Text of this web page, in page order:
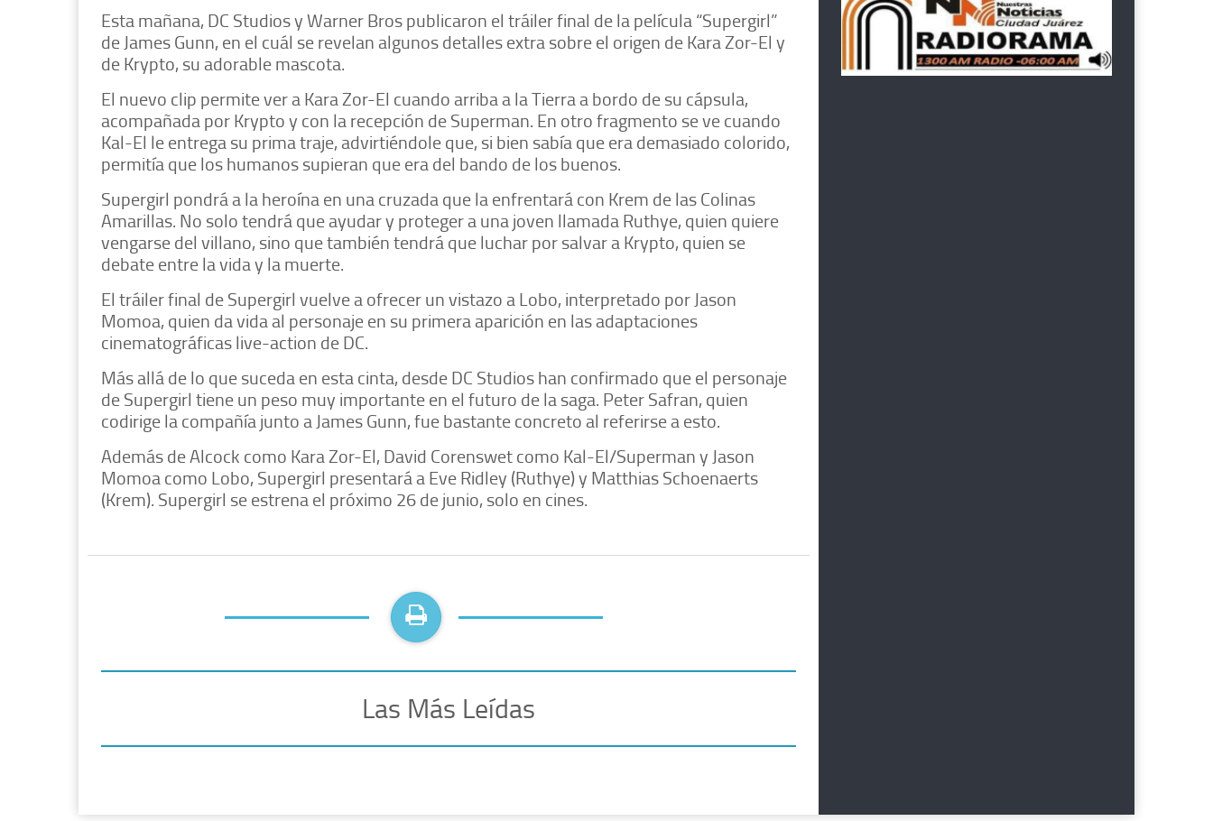
Esta mañana, DC Studios y Warner Bros publicaron el tráiler final de la película “Supergirl”
de James Gunn, en el cuál se revelan algunos detalles extra sobre el origen de Kara Zor-El y
de Krypto, su adorable mascota.
El nuevo clip permite ver a Kara Zor-El cuando arriba a la Tierra a bordo de su cápsula,
acompañada por Krypto y con la recepción de Superman. En otro fragmento se ve cuando
Kal-El le entrega su prima traje, advirtiéndole que, si bien sabía que era demasiado colorido,
permitía que los humanos supieran que era del bando de los buenos.
Supergirl pondrá a la heroína en una cruzada que la enfrentará con Krem de las Colinas
Amarillas. No solo tendrá que ayudar y proteger a una joven llamada Ruthye, quien quiere
vengarse del villano, sino que también tendrá que luchar por salvar a Krypto, quien se
debate entre la vida y la muerte.
El tráiler final de Supergirl vuelve a ofrecer un vistazo a Lobo, interpretado por Jason
Momoa, quien da vida al personaje en su primera aparición en las adaptaciones
cinematográficas live-action de DC.
Más allá de lo que suceda en esta cinta, desde DC Studios han confirmado que el personaje
de Supergirl tiene un peso muy importante en el futuro de la saga. Peter Safran, quien
codirige la compañía junto a James Gunn, fue bastante concreto al referirse a esto.
Además de Alcock como Kara Zor-El, David Corenswet como Kal-El/Superman y Jason
Momoa como Lobo, Supergirl presentará a Eve Ridley (Ruthye) y Matthias Schoenaerts
(Krem). Supergirl se estrena el próximo 26 de junio, solo en cines.
Las Más Leídas